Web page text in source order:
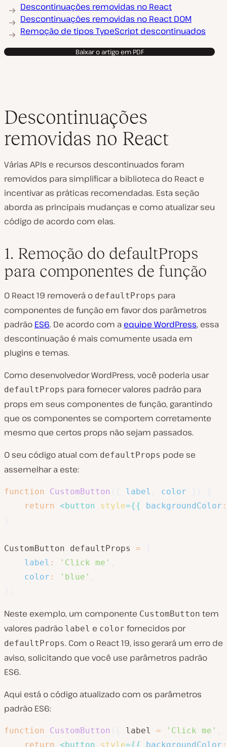
Descontinuações removidas no React
Descontinuações removidas no React DOM
Remoção de tipos TypeScript descontinuados
Baixar o artigo em PDF
Descontinuações
removidas no React
Várias APIs e recursos descontinuados foram
removidos para simplificar a biblioteca do React e
incentivar as práticas recomendadas. Esta seção
aborda as principais mudanças e como atualizar seu
código de acordo com elas.
1. Remoção do defaultProps
para componentes de função
O React 19 removerá o defaultProps para
componentes de função em favor dos parâmetros
padrão ES6. De acordo com a equipe WordPress, essa
descontinuação é mais comumente usada em
plugins e temas.
Como desenvolvedor WordPress, você poderia usar
defaultProps para fornecer valores padrão para
props em seus componentes de função, garantindo
que os componentes se comportem corretamente
mesmo que certos props não sejam passados.
O seu código atual com defaultProps pode se
assemelhar a este:
function CustomButton label color
return <button style={{ backgroundColor :
CustomButton defaultProps =
label : 'Click me'
color : 'blue'
Neste exemplo, um componente CustomButton tem
valores padrão label e color fornecidos por
defaultProps. Com o React 19, isso gerará um erro de
aviso, solicitando que você use parâmetros padrão
ES6.
Aqui está o código atualizado com os parâmetros
padrão ES6:
function CustomButton label = 'Click me'
return <button style={{ backgroundColor :